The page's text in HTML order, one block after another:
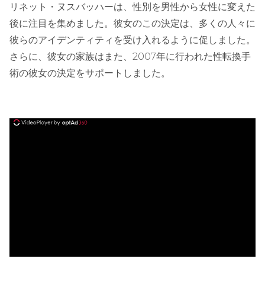
リネット・ヌスバッハーは、性別を男性から女性に変えた
後に注目を集めました。彼女のこの決定は、多くの人々に
彼らのアイデンティティを受け入れるように促しました。
さらに、彼女の家族はまた、2007年に行われた性転換手
術の彼女の決定をサポートしました。